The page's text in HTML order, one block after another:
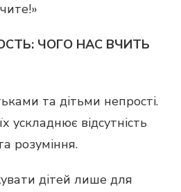
ЧОГО НАС ВЧИТЬ
та дітьми непрості.
ускладнює відсутність
розуміння.
дітей лише для